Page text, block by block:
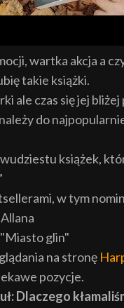
wartka akcja a
takie książki.
ale czas się jej
do
książek,
w tym
glin"
na stronę
pozycje.
Dlaczego